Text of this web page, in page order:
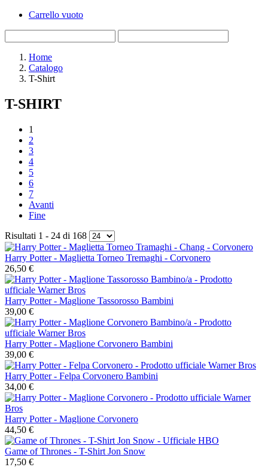
Carrello vuoto
Home
Catalogo
T-Shirt
T-SHIRT
1
2
3
4
5
6
7
Avanti
Fine
Risultati 1 - 24 di 168
Harry Potter - Maglietta Torneo Tremaghi - Corvonero
26,50 €
Harry Potter - Maglione Tassorosso Bambini
39,00 €
Harry Potter - Maglione Corvonero Bambini
39,00 €
Harry Potter - Felpa Corvonero Bambini
34,00 €
Harry Potter - Maglione Corvonero
44,50 €
Game of Thrones - T-Shirt Jon Snow
17,50 €